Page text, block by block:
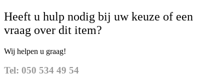
Heeft u hulp nodig bij uw keuze of een
vraag over dit item?
Wij helpen u graag!
Tel: 050 534 49 54